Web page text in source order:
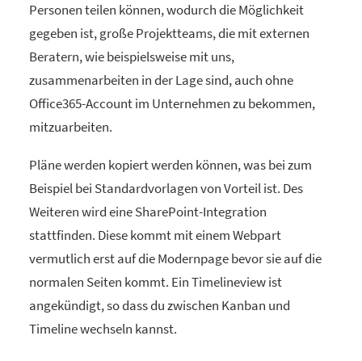
Personen teilen können, wodurch die Möglichkeit
gegeben ist, große Projektteams, die mit externen
Beratern, wie beispielsweise mit uns,
zusammenarbeiten in der Lage sind, auch ohne
Office365-Account im Unternehmen zu bekommen,
mitzuarbeiten.
Pläne werden kopiert werden können, was bei zum
Beispiel bei Standardvorlagen von Vorteil ist. Des
Weiteren wird eine SharePoint-Integration
stattfinden. Diese kommt mit einem Webpart
vermutlich erst auf die Modernpage bevor sie auf die
normalen Seiten kommt. Ein Timelineview ist
angekündigt, so dass du zwischen Kanban und
Timeline wechseln kannst.